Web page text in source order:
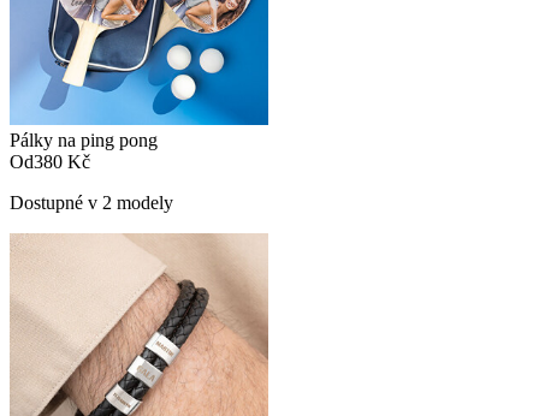
Pálky na ping pong
Od380 Kč
Dostupné v 2 modely